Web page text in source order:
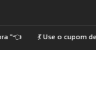
💃 Use o cupom de